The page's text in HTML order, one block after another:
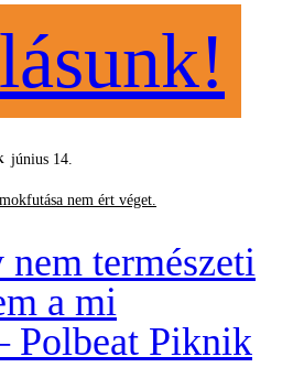
június 14.
nem ért véget.
nem természeti
a mi
Polbeat Piknik